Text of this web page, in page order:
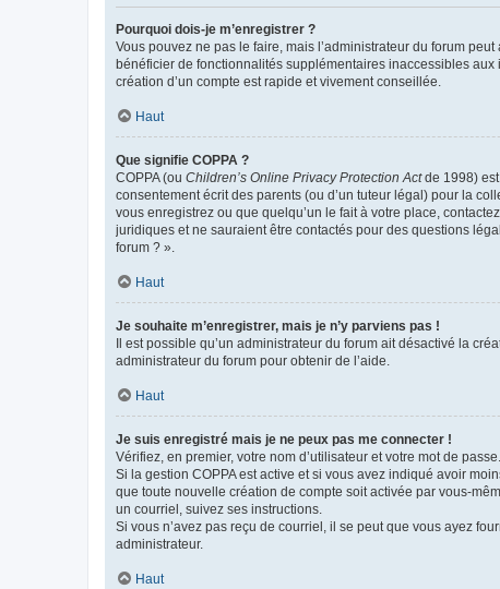
Pourquoi dois-je m’enregistrer ?
Vous pouvez ne pas le faire, mais l’administrateur du forum
bénéficier de fonctionnalités supplémentaires inaccessibles
création d’un compte est rapide et vivement conseillée.
Haut
Que signifie COPPA ?
COPPA (ou Children’s Online Privacy Protection Actde 1998) est
consentement écrit des parents (ou d’un tuteur légal) pour la
vous enregistrez ou que quelqu’un le fait à votre place,
juridiques et ne sauraient être contactés pour des questions
forum ? ».
Haut
Je souhaite m’enregistrer, mais je n’y parviens pas !
Il est possible qu’un administrateur du forum ait désactivé la
administrateur du forum pour obtenir de l’aide.
Haut
Je suis enregistré mais je ne peux pas me connecter !
Vérifiez, en premier, votre nom d’utilisateur et votre mot de
Si la gestion COPPA est active et si vous avez indiqué avoir
que toute nouvelle création de compte soit activée par vous-
un courriel, suivez ses instructions.
Si vous n’avez pas reçu de courriel, il se peut que vous ayez
administrateur.
Haut